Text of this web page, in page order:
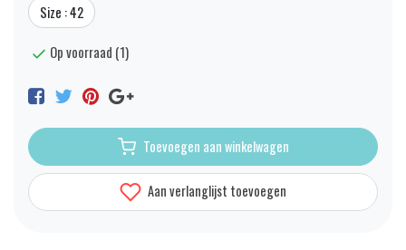
Size : 42
Op voorraad (1)
Toevoegen aan winkelwagen
Aan verlanglijst toevoegen